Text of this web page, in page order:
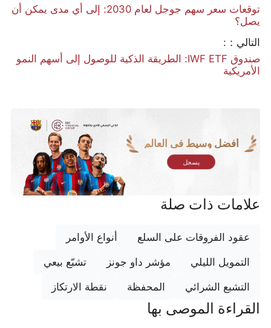
توقعات سعر سهم جوجل لعام 2030: إلى أي مدى يمكن أن
يصل؟
التالي：:
صندوق IWF ETF: الطريقة الذكية للوصول إلى أسهم النمو
الأمريكية
أفضل وسيط في العالم
يسجل
علامات ذات صلة
عقود الفروقات على السلع أنواع الأوامر
التمويل الليلي مؤشر داو جونز تشبّع بيعي
التشبع الشرائي المحفظة نقطة الارتكاز
القراءة الموصى بها